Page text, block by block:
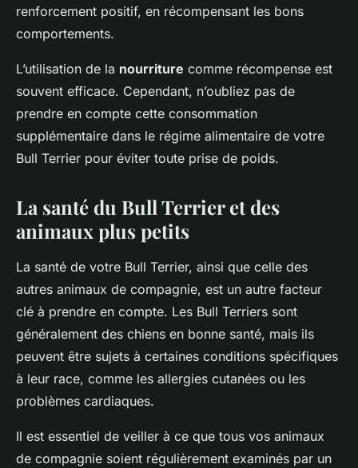
renforcement positif, en récompensant les bons
comportements.
L’utilisation de la nourriture comme récompense est
souvent efficace. Cependant, n’oubliez pas de
prendre en compte cette consommation
supplémentaire dans le régime alimentaire de votre
Bull Terrier pour éviter toute prise de poids.
La santé du Bull Terrier et des
animaux plus petits
La santé de votre Bull Terrier, ainsi que celle des
autres animaux de compagnie, est un autre facteur
clé à prendre en compte. Les Bull Terriers sont
généralement des chiens en bonne santé, mais ils
peuvent être sujets à certaines conditions spécifiques
à leur race, comme les allergies cutanées ou les
problèmes cardiaques.
Il est essentiel de veiller à ce que tous vos animaux
de compagnie soient régulièrement examinés par un